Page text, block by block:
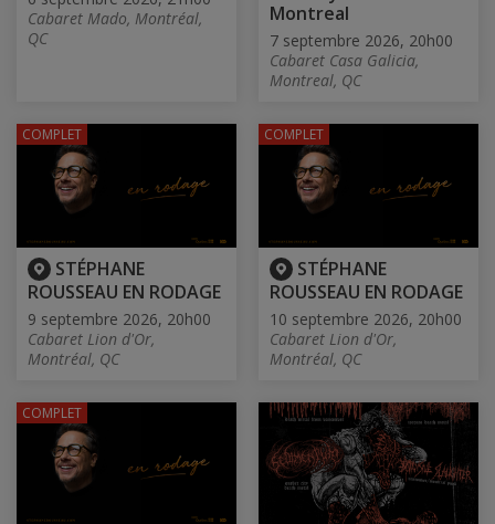
Cabaret Mado, Montréal,
QC
Montreal
7 septembre 2026, 20h00
Cabaret Casa Galicia,
Montreal, QC
STÉPHANE
ROUSSEAU EN RODAGE
9 septembre 2026, 20h00
Cabaret Lion d'Or,
Montréal, QC
COMPLET
STÉPHANE
ROUSSEAU EN RODAGE
10 septembre 2026, 20h00
Cabaret Lion d'Or,
Montréal, QC
COMPLET
COMPLET